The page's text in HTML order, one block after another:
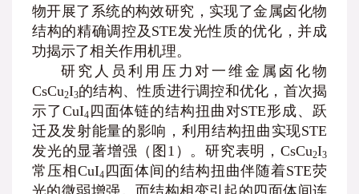
物开展了系统的构效研究，实现了金属卤化物
结构的精确调控及STE发光性质的优化，并成
功揭示了相关作用机理。
研究人员利用压力对一维金属卤化物
CsCu2I3的结构、性质进行调控和优化，首次揭
示了CuI4 四面体链的结构扭曲对STE形成、跃
迁及发射能量的影响，利用结构扭曲实现STE
发光的显著增强（图1）。研究表明，CsCu2I3
常压相CuI4 四面体间的结构扭曲伴随着STE荧
光的微弱增强。而结构相变引起的四面体间连